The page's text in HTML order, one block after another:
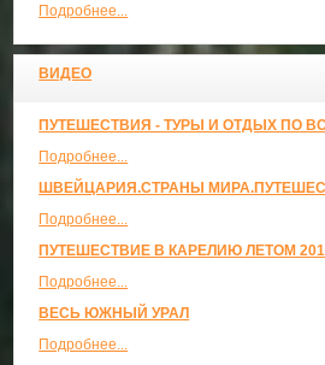
Подробнее...
ВИДЕО
ПУТЕШЕСТВИЯ - ТУРЫ И ОТДЫХ ПО
Подробнее...
ШВЕЙЦАРИЯ.СТРАНЫ
Подробнее...
ПУТЕШЕСТВИЕ В КАРЕЛИЮ ЛЕТОМ
Подробнее...
ВЕСЬ ЮЖНЫЙ УРАЛ
Подробнее...